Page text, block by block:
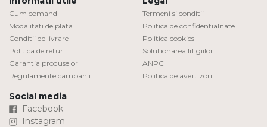
Cum comand
Modalitati de plata
Conditii de livrare
Politica de retur
Garantia produselor
Regulamente campanii
Termeni si conditii
Politica de confidentialitate
Politica cookies
Solutionarea litigiilor
ANPC
Politica de avertizori
Social media
Facebook
Instagram